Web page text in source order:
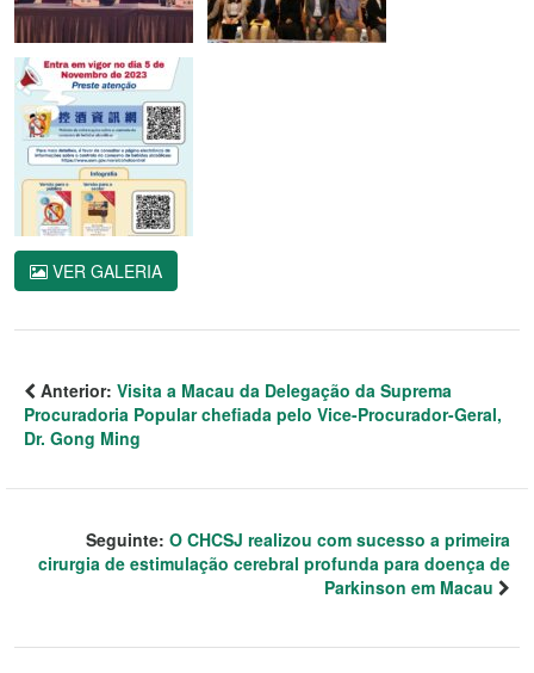
VER GALERIA
Anterior: Visita a Macau da Delegação da Suprema
Procuradoria Popular chefiada pelo Vice-Procurador-Geral,
Dr. Gong Ming
Seguinte: O CHCSJ realizou com sucesso a primeira
cirurgia de estimulação cerebral profunda para doença de
Parkinson em Macau